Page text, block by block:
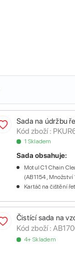
Sada na údržbu
Kód zboží :
1 Skladem
Sada obsahuje:
Motul C1 Chain
(AB1154 , Množství
Kartáč na čištění
Čistící sada na
Kód zboží :
4+ Skladem